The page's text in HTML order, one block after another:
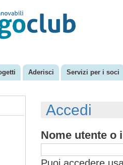
Aderisci Servizi per i soci
Accedi
Nome utente